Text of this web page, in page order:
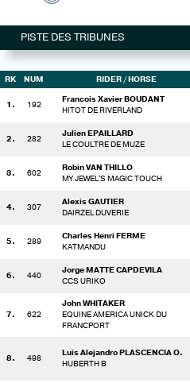
PISTE DES TRIBUNES
RK NUM RIDER/ HORSE
1. 192
Francois Xavier BOUDANT
HITOT DE RIVERLAND
2. 282
Julien EPAILLARD
LE COULTRE DE MUZE
3. 602
Robin VAN THILLO
MY JEWEL'S MAGIC TOUCH
4. 307
Alexis GAUTIER
DAIRZEL DUVERIE
5. 289
Charles Henri FERME
KATMANDU
6. 440
Jorge MATTE CAPDEVILA
CCS URIKO
7. 622
John WHITAKER
EQUINE AMERICA UNICK DU
FRANCPORT
8. 498
Luis Alejandro PLASCENCIA O.
HUBERTH B